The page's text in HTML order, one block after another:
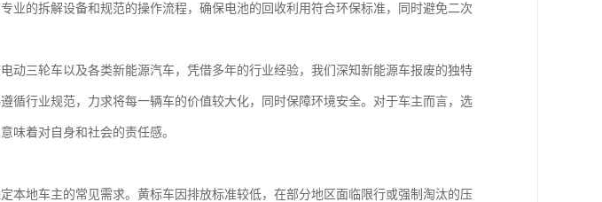
业的拆解设备和规范的操作流程，确保电池的回收利用符合环保标准，同时避免二次
动三轮车以及各类新能源汽车，凭借多年的行业经验，我们深知新能源车报废的独特
循行业规范，力求将每一辆车的价值较大化，同时保障环境安全。对于车主而言，选
味着对自身和社会的责任感。
本地车主的常见需求。黄标车因排放标准较低，在部分地区面临限行或强制淘汰的压